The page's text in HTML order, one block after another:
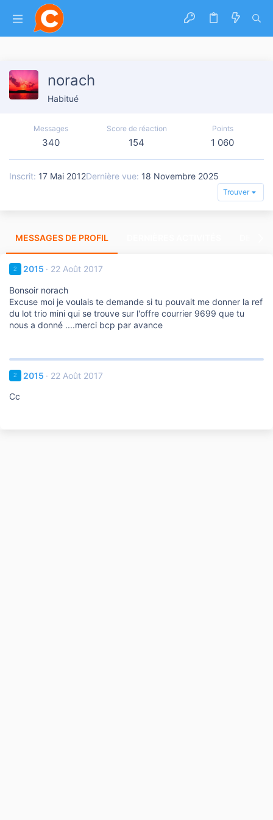
norach
Habitué
Messages
340
Score de réaction
154
Points
1 060
Inscrit 17 Mai 2012Dernière vue 18 Novembre 2025
Trouver
MESSAGES DE PROFIL
2 2015 22 Août 2017
Bonsoir norach
Excuse moi je voulais te demande si tu pouvait me donner la ref
du lot trio mini qui se trouve sur l'offre courrier 9699 que tu
nous a donné ....merci bcp par avance
2 2015 22 Août 2017
Cc